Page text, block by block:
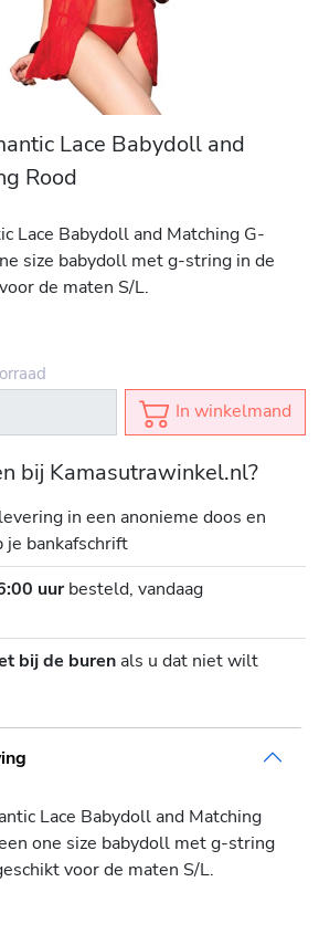
Lace Babydoll and
Rood
Lace Babydoll and Matching G-
size babydoll met g-string in de
de maten S/L.
In winkelmand
bij Kamasutrawinkel.nl?
levering in een anonieme doos en
je bankafschrift
uurbesteld, vandaag
bij de burenals u dat niet wilt
Lace Babydoll and Matching
one size babydoll met g-string
voor de maten S/L.